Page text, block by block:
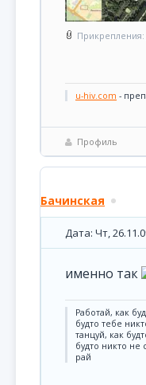
Прикрепления:
u-hiv.com -
Профиль
Бачинская
Дата: Чт,
именно так
Pаботай, как
будто тебе
танцуй, как
будто никто не
рай